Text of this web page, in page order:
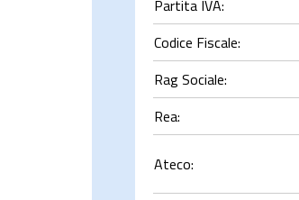
Partita IVA:
Codice Fiscale:
Rag Sociale:
Rea:
Ateco: